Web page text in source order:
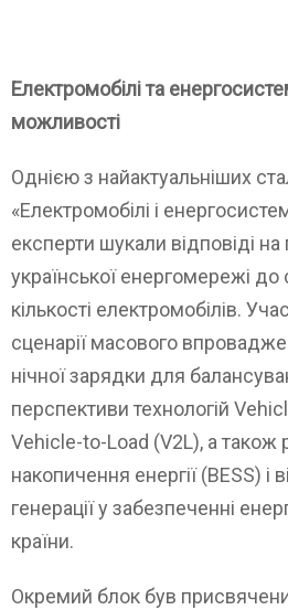
Електромобілі та
можливості
Однією з найактуальніших
«Електромобілі і
експерти шукали відповіді на
української енергомережі до
кількості електромобілів.
сценарії масового
нічної зарядки для
перспективи технологій
Vehicle-to-Load (V2L), а також
накопичення енергії (BESS) і
генерації у забезпеченні
країни.
Окремий блок був